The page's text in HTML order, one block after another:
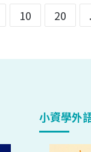
10 20
小資學外